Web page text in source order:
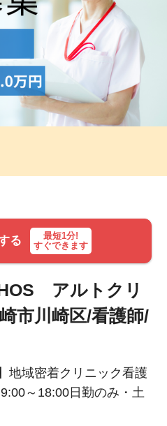
業様
る
最短1分!
すぐできます
アルトクリ
市川崎区/看護師/
地域密着クリニック看護
～18:00日勤のみ・土
中国・四国